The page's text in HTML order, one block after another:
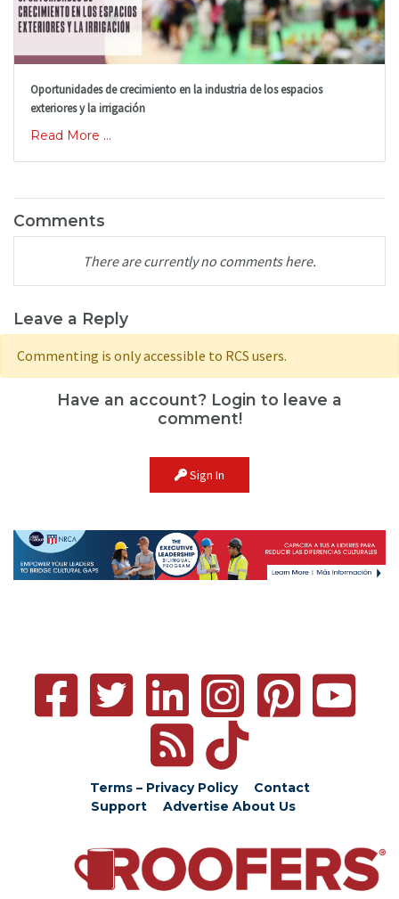
Oportunidades de crecimiento en la industria de los espacios
exteriores y la irrigación
Read More ...
Comments
There are currently no comments here.
Leave a Reply
Commenting is only accessible to RCS users.
Have an account? Login to leave a
comment!
Sign In
Terms – Privacy Policy
Contact
Support
Advertise About Us